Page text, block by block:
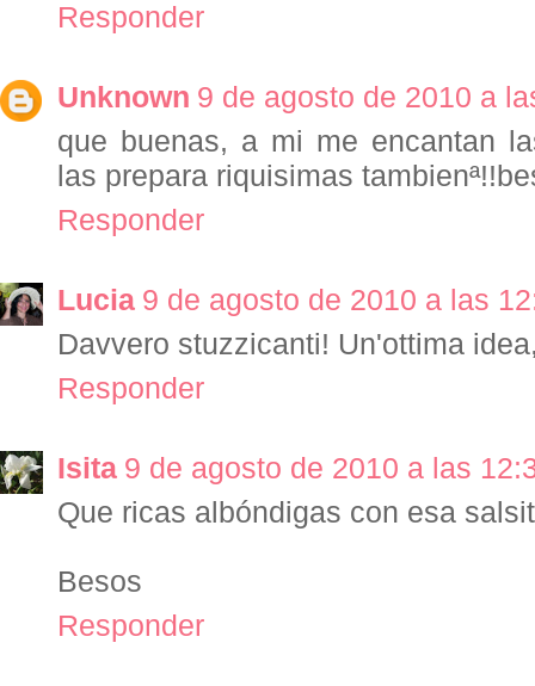
Responder
Unknown 9 de agosto de 2010 a
que buenas, a mi me encantan
las prepara riquisimas
Responder
Lucia 9 de agosto de 2010 a las
Davvero stuzzicanti! Un'ottima
Responder
Isita 9 de agosto de 2010 a las
Que ricas albóndigas con esa
Besos
Responder